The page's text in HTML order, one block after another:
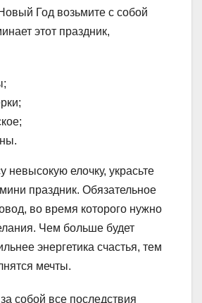
Год возьмите с собой
этот праздник,
невысокую елочку, украсьте
праздник. Обязательное
во время которого нужно
Чем больше будет
энергетика счастья, тем
мечты.
собой все последствия